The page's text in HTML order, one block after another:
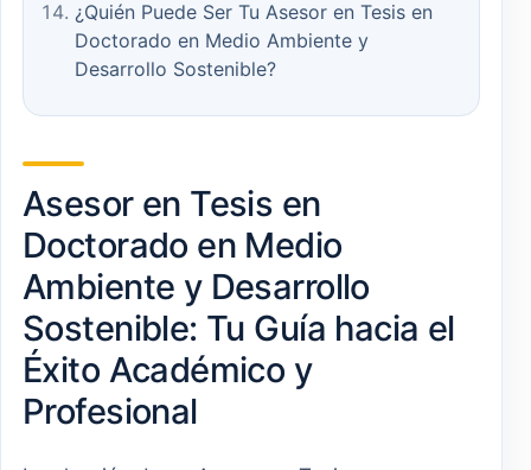
¿Quién Puede Ser Tu Asesor en Tesis en
Doctorado en Medio Ambiente y
Desarrollo Sostenible?
Asesor en Tesis en
Doctorado en Medio
Ambiente y Desarrollo
Sostenible: Tu Guía hacia el
Éxito Académico y
Profesional